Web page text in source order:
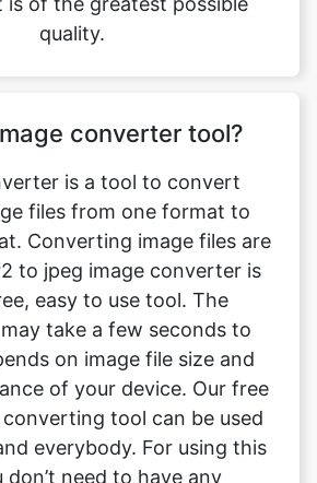
converter tool?
Converting image files are
to jpeg image converter is
easy to use tool. The
take a few seconds to
on image file size and
of your device. Our free
converting tool can be used
everybody. For using this
don’t need to have any
technical things at all. Our
is completely free and
tool is easy to use you just